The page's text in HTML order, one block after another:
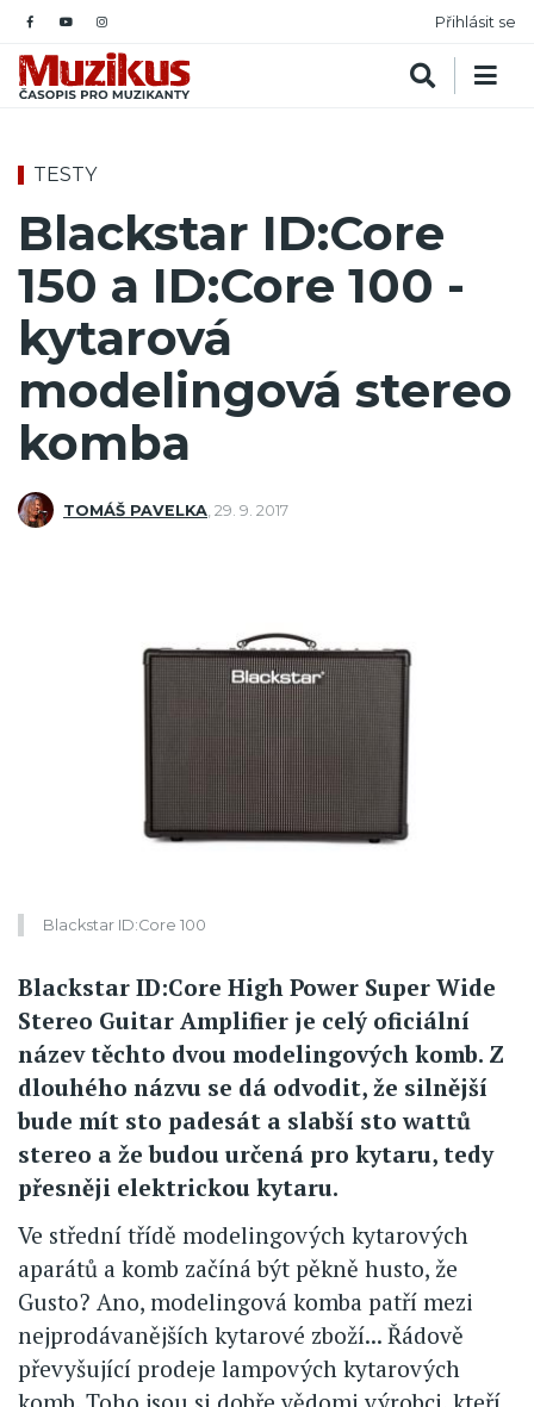
Přihlásit se
TESTY
Blackstar ID:Core
150 a ID:Core 100 -
kytarová
modelingová stereo
komba
TOMÁŠ PAVELKA 29. 9. 2017
Blackstar ID:Core 100
Blackstar ID:Core High Power Super Wide
Stereo Guitar Amplifier je celý oficiální
název těchto dvou modelingových komb. Z
dlouhého názvu se dá odvodit, že silnější
bude mít sto padesát a slabší sto wattů
stereo a že budou určená pro kytaru, tedy
přesněji elektrickou kytaru.
Ve střední třídě modelingových kytarových
aparátů a komb začíná být pěkně husto, že
Gusto? Ano, modelingová komba patří mezi
nejprodávanějších kytarové zboží... Řádově
převyšující prodeje lampových kytarových